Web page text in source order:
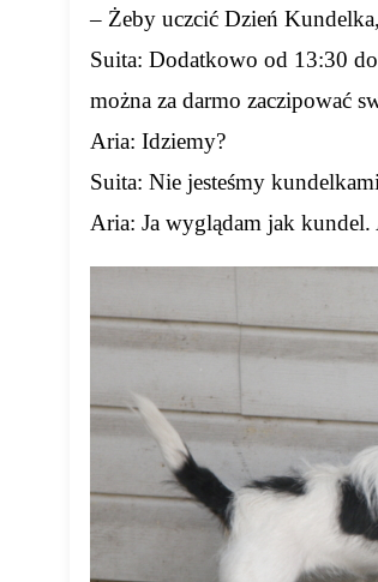
– Żeby uczcić Dzień
Suita: Dodatkowo od 13:30
można za darmo zaczipować
Aria: Idziemy?
Suita: Nie jesteśmy
Aria: Ja wyglądam jak kundel.